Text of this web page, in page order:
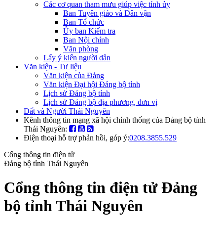
Các cơ quan tham mưu giúp việc tỉnh ủy
Ban Tuyên giáo và Dân vận
Ban Tổ chức
Ủy ban Kiểm tra
Ban Nội chính
Văn phòng
Lấy ý kiến người dân
Văn kiện - Tư liệu
Văn kiện của Đảng
Văn kiện Đại hội Đảng bộ tỉnh
Lịch sử Đảng bộ tỉnh
Lịch sử Đảng bộ địa phương, đơn vị
Đất và Người Thái Nguyên
Kênh thông tin mạng xã hội chính thống của Đảng bộ tỉnh
Thái Nguyên:
Điện thoại hỗ trợ phản hồi, góp ý:0208.3855.529
Cổng thông tin điện tử
Đảng bộ tỉnh Thái Nguyên
Cổng thông tin điện tử Đảng
bộ tỉnh Thái Nguyên